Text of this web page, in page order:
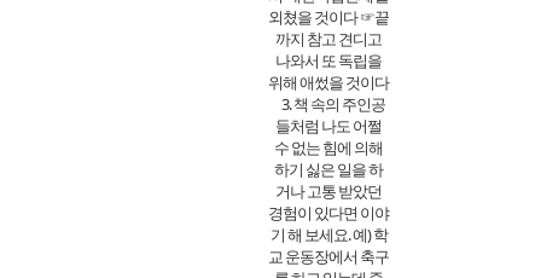
외쳤을 것이다 ☞끝
까지 참고 견디고
나와서 또 독립을
위해 애썼을 것이다
3. 책 속의 주인공
들처럼 나도 어쩔
수 없는 힘에 의해
하기 싫은 일을 하
거나 고통 받았던
경험이 있다면 이야
기 해 보세요. 예) 학
교 운동장에서 축구